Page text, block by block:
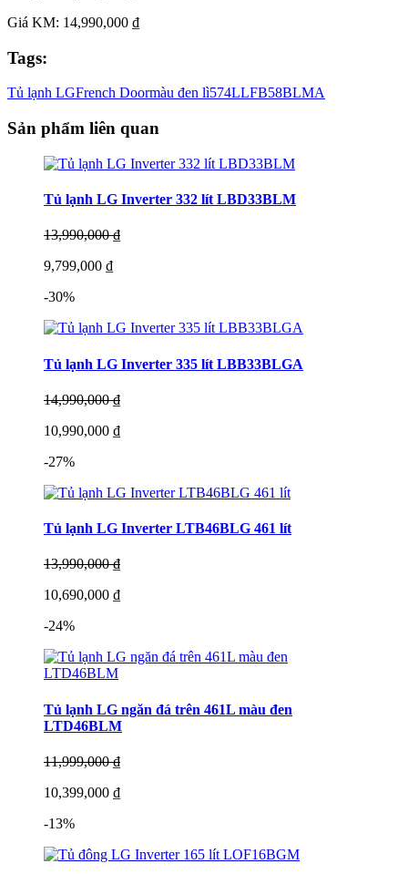
Giá KM: 14,990,000 ₫
Tags:
Tủ lạnh LGFrench Doormàu đen lì574LLFB58BLMA
Sản phẩm liên quan
Tủ lạnh LG Inverter 332 lít LBD33BLM
13,990,000 ₫
9,799,000 ₫
-30%
Tủ lạnh LG Inverter 335 lít LBB33BLGA
14,990,000 ₫
10,990,000 ₫
-27%
Tủ lạnh LG Inverter LTB46BLG 461 lít
13,990,000 ₫
10,690,000 ₫
-24%
Tủ lạnh LG ngăn đá trên 461L màu đen
LTD46BLM
11,999,000 ₫
10,399,000 ₫
-13%